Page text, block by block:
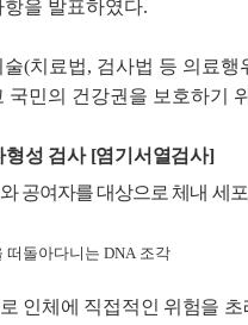
을 발표하였다.
(치료법, 검사법 등 의료
민의 건강권을 보호하기
형성 검사 [염기서열검사]
공여자를 대상으로 체내 세포
떠돌아다니는 DNA 조각
인체에 직접적인 위험을 초